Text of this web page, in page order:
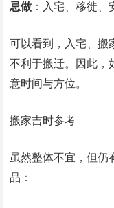
忌做 ：入宅、移徙、
可以看到，入宅、搬
不利于搬迁。因此，
意时间与方位。
搬家吉时参考
虽然整体不宜，但仍
品：